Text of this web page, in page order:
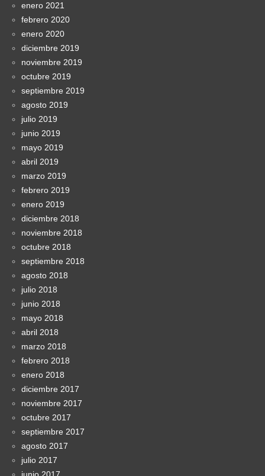
enero 2021
febrero 2020
enero 2020
diciembre 2019
noviembre 2019
octubre 2019
septiembre 2019
agosto 2019
julio 2019
junio 2019
mayo 2019
abril 2019
marzo 2019
febrero 2019
enero 2019
diciembre 2018
noviembre 2018
octubre 2018
septiembre 2018
agosto 2018
julio 2018
junio 2018
mayo 2018
abril 2018
marzo 2018
febrero 2018
enero 2018
diciembre 2017
noviembre 2017
octubre 2017
septiembre 2017
agosto 2017
julio 2017